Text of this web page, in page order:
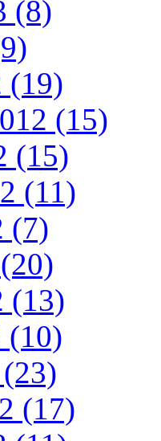
(8)
(19)
(15)
(15)
(11)
(7)
(13)
(10)
(23)
(17)